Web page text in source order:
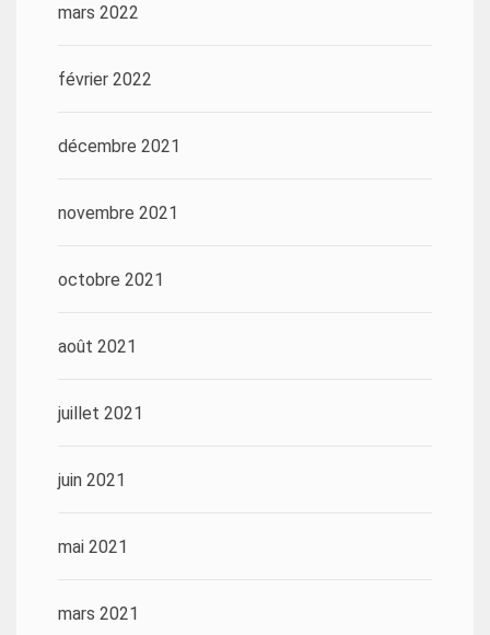
mars 2022
février 2022
décembre 2021
novembre 2021
octobre 2021
août 2021
juillet 2021
juin 2021
mai 2021
mars 2021